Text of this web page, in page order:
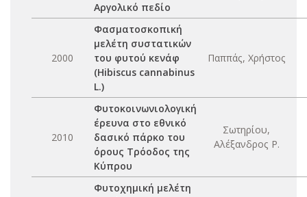
Αργολικό πεδίο
2000
Φασματοσκοπική
μελέτη συστατικών
του φυτού κενάφ
(Hibiscus cannabinus
L.)
Παππάς, Χρήστος
2010
Φυτοκοινωνιολογική
έρευνα στο εθνικό
δασικό πάρκο του
όρους Τρόοδος της
Κύπρου
Σωτηρίου,
Αλέξανδρος Ρ.
Φυτοχημική μελέτη